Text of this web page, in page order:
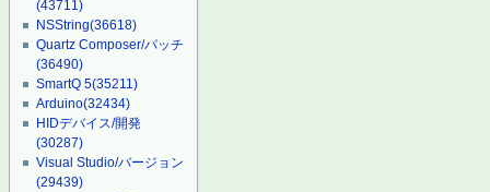
(43711)
NSString(36618)
Quartz Composer/パッチ
(36490)
SmartQ 5(35211)
Arduino(32434)
HIDデバイス/開発
(30287)
Visual Studio/バージョン
(29439)